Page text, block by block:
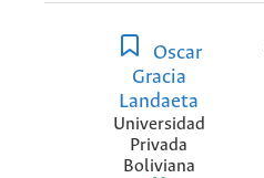
Oscar
Gracia
Landaeta
Universidad
Privada
Boliviana